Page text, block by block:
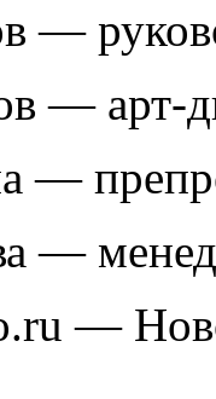
—
— арт-
—
—
—